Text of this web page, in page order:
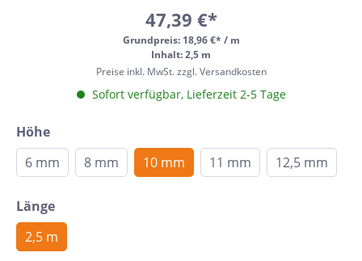
47,39 €*
Grundpreis: 18,96 €* / m
Inhalt: 2,5 m
Preise inkl. MwSt. zzgl. Versandkosten
Sofort verfügbar, Lieferzeit 2-5 Tage
Höhe
6 mm
8 mm 10 mm 11 mm 12,5 mm
Länge
2,5 m